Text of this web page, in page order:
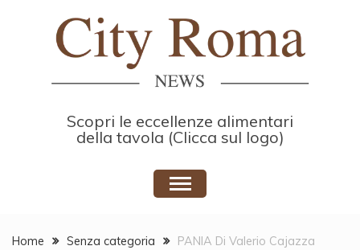
Scopri le eccellenze alimentari
della tavola (Clicca sul logo)
Home Senza categoria PANIA Di Valerio Cajazza